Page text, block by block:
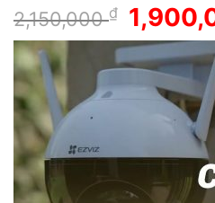
2,150,000₫
Giá
gốc
là: